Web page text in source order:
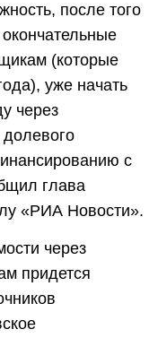
после того
(которые
уже начать
через
с
глава
«РИА Новости».
через
придется